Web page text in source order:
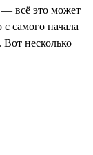
всё это может
самого начала
Вот несколько